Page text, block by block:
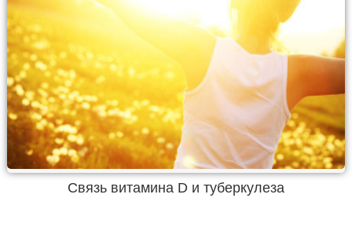
Связь витамина D и туберкулеза